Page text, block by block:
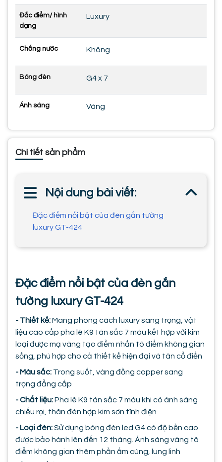
Đắc điểm/ hình
dạng
Luxury
Chống nước Không
Bóng đèn G4 x 7
Ánh sáng Vàng
Chi tiết sản phẩm
Nội dung bài viết:
Đặc điểm nổi bật của đèn gắn tường
luxury GT-424
Đặc điểm nổi bật của đèn gắn
tường luxury GT-424
- Thiết kế:Mang phong cách luxury sang trọng, vật
liệu cao cấp pha lê K9 tán sắc 7 màu kết hợp với kim
loại được mạ vàng tạo điểm nhấn tô điểm không gian
sống, phù hợp cho cả thiết kế hiện đại và tân cổ điển
- Màu sắc: Trong suốt, vàng đồng copper sang
trọng đẳng cấp
- Chất liệu:Pha lê K9 tán sắc 7 màu khi có ánh sáng
chiếu rọi, thân đèn hợp kim sơn tĩnh điện
- Loại đèn:Sử dụng bóng đèn led G4 có độ bền cao
được bảo hành lên đến 12 tháng. Ánh sáng vàng tô
điểm không gian thêm phần ấm cúng, lung linh